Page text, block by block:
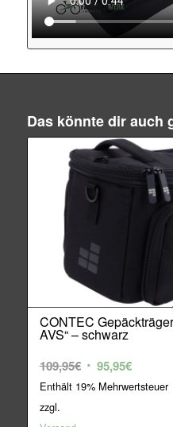
Das könnte dir auch
CONTEC
AVS“ – schwarz
109,95€ Ursprünglicher
Preis
95,95€Aktueller
Preis
Enthält 19% Mehrwertsteuer
zzgl.